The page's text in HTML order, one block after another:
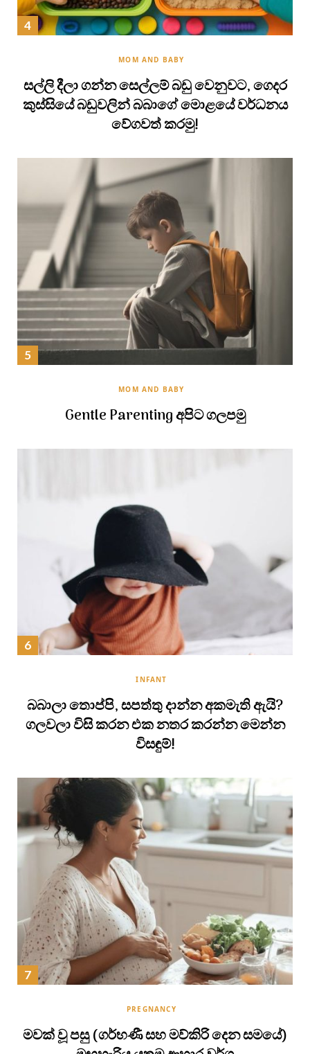
MOM AND BABY
සල්ලි දීලා ගන්න සෙල්ලම් බඩු වෙනුවට, ගෙදර
කුස්සියේ බඩුවලින් බබාගේ මොළයේ වර්ධනය
වේගවත් කරමු!
MOM AND BABY
Gentle Parenting අපිට ගලපමු
INFANT
බබාලා තොප්පි, සපත්තු දාන්න අකමැති ඇයි?
ගලවලා විසි කරන එක නතර කරන්න මෙන්න
විසඳුම්!
PREGNANCY
මවක් වූ පසු (ගර්භණී සහ මව්කිරි දෙන සමයේ)